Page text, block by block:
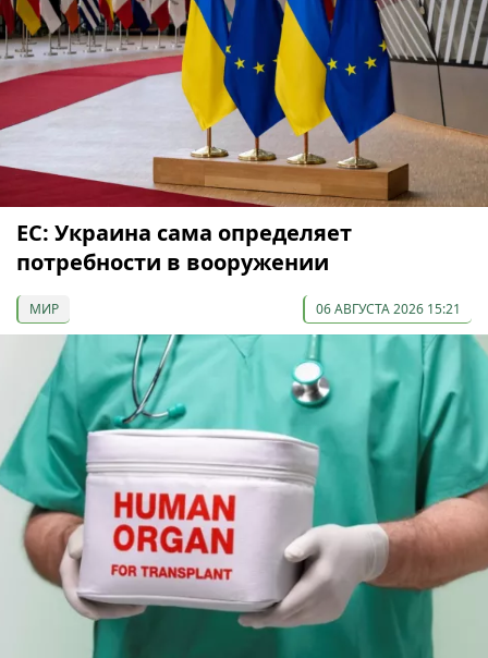
ЕС: Украина сама определяет
потребности в вооружении
МИР 06 АВГУСТА 2026 15:21